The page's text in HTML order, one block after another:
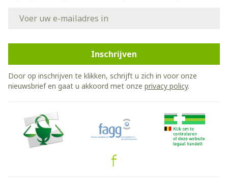
Inschrijven
Door op inschrijven te klikken, schrijft u zich in voor onze
nieuwsbrief en gaat u akkoord met onze privacy policy.